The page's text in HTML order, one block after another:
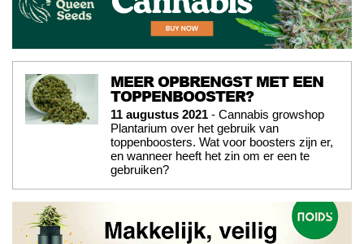
MEER OPBRENGST MET EEN
TOPPENBOOSTER?
11 augustus 2021 - Cannabis growshop
Plantarium over het gebruik van
toppenboosters. Wat voor boosters zijn er,
en wanneer heeft het zin om er een te
gebruiken?